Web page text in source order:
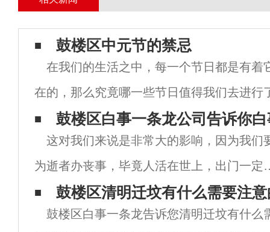
鼓楼区中元节的禁忌
在我们的生活之中，每一个节日都是有着
在的，那么究竟哪一些节日值得我们去进行
些风俗文化活动的准备呢？在每一年之中，
有一些地方过节日呢？而这一个节日又是什
鼓楼区白事一条龙公司告诉你
这对我们来说是非常大的影响，因为我们
为逝者办丧事，毕竟人活在世上，出门一定
有风吹草动，丧事也是中国人比较重视的，
此，对于某些丧事的忌讳和殡葬业的现状，
鼓楼区清明迁坟有什么需要注
鼓楼区白事一条龙告诉您清明迁坟有什么